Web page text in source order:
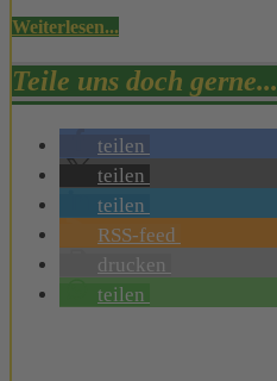
Weiterlesen...
Teile uns doch gerne...
teilen
teilen
teilen
RSS-feed
drucken
teilen